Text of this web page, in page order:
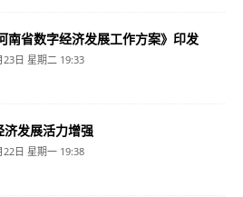
南省数字经济发展工作方案》印发
23日 星期二 19:33
济发展活力增强
22日 星期一 19:38